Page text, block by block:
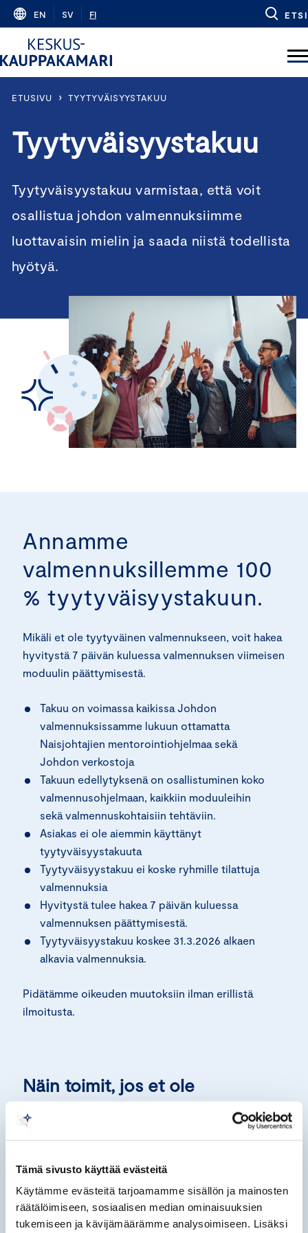
Tämä sivusto käyttää evästeitä
Käytämme evästeitä tarjoamamme sisällön ja mainosten
räätälöimiseen, sosiaalisen median ominaisuuksien
tukemiseen ja kävijämäärämme analysoimiseen. Lisäksi
Skip
content
EN SV FI ETSI
ETUSIVU › TYYTYVÄISYYSTAKUU
Tyytyväisyystakuu
Tyytyväisyystakuu varmistaa, että voit
osallistua johdon valmennuksiimme
luottavaisin mielin ja saada niistä todellista
hyötyä.
Annamme
valmennuksillemme 100
% tyytyväisyystakuun.
Mikäli et ole tyytyväinen valmennukseen, voit hakea
hyvitystä 7 päivän kuluessa valmennuksen viimeisen
moduulin päättymisestä.
Takuu on voimassa kaikissa Johdon
valmennuksissamme lukuun ottamatta
Naisjohtajien mentorointiohjelmaa sekä
Johdon verkostoja
Takuun edellytyksenä on osallistuminen koko
valmennusohjelmaan, kaikkiin moduuleihin
sekä valmennuskohtaisiin tehtäviin.
Asiakas ei ole aiemmin käyttänyt
tyytyväisyystakuuta
Tyytyväisyystakuu ei koske ryhmille tilattuja
valmennuksia
Hyvitystä tulee hakea 7 päivän kuluessa
valmennuksen päättymisestä.
Tyytyväisyystakuu koskee 31.3.2026 alkaen
alkavia valmennuksia.
Pidätämme oikeuden muutoksiin ilman erillistä
ilmoitusta.
Näin toimit, jos et ole
tyytyväinen
yhteydessä palvelujohtajaamme Mari Hakkaraiseen
mari.hakkarainen@chamber.fija kerro
kokemuksestasi – käsittelemme asian viipymättä,
mutta viimeistään kahden viikon kuluessa.